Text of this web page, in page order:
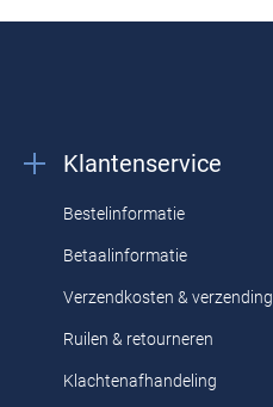
Klantenservice
Bestelinformatie
Betaalinformatie
Verzendkosten & verzending
Ruilen & retourneren
Klachtenafhandeling